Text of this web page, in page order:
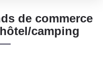
Surface min
de commerce
camping